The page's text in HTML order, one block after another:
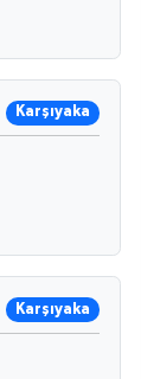
Karşıyaka
Karşıyaka